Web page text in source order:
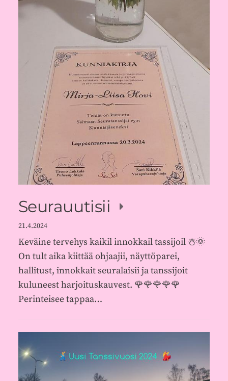
Seurauutisii
21.4.2024
Keväine tervehys kaikil innokkail tassijoil ☃️🌞
On tult aika kiittää ohjaajii, näyttöparei,
hallitust, innokkait seuralaisii ja tanssijoit
kuluneest harjoituskauvest. 🌹🌹🌹🌹🌹
Perinteisee tappaa…